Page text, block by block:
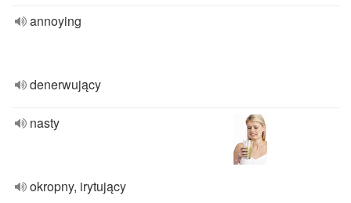
annoying
denerwujący
nasty
okropny, irytujący